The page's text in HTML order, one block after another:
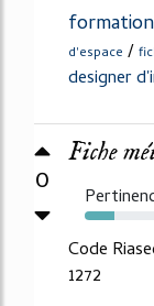
d'espace /
designer
0
Fiche
38%
Code
1272